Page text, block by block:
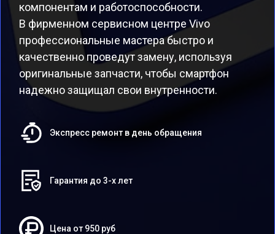
компонентам и работоспособности.
В фирменном сервисном центре Vivo
профессиональные мастера быстро и
качественно проведут замену, используя
оригинальные запчасти, чтобы смартфон
надежно защищал свои внутренности.
Экспресс ремонт в день обращения
Гарантия до 3-х лет
Цена от 950 руб